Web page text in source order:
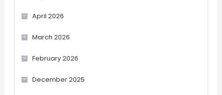
April 2026
March 2026
February 2026
December 2025